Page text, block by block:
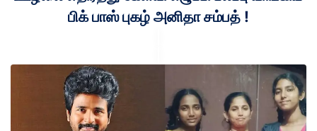
பிக் பாஸ் புகழ் அனிதா சம்பத் !